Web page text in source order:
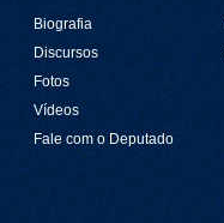
Biografia
Discursos
Fotos
Vídeos
Fale com o Deputado